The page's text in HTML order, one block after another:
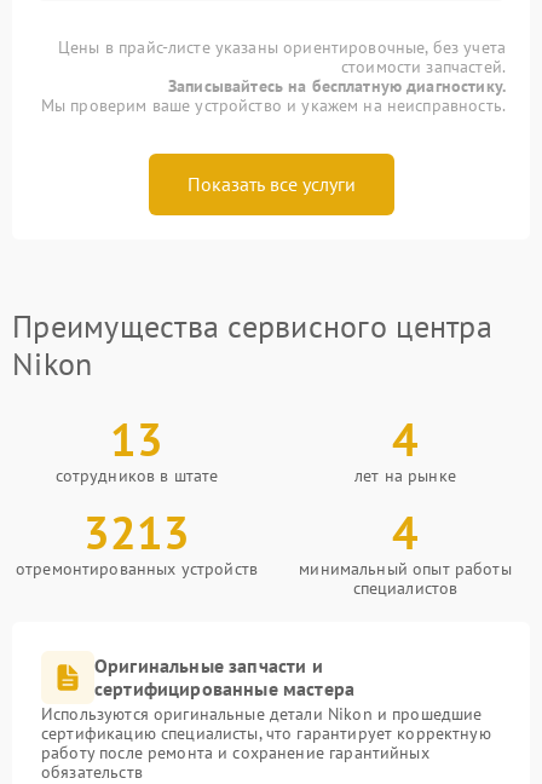
Цены в прайс-листе указаны ориентировочные, без учета
стоимости запчастей.
Записывайтесь на бесплатную диагностику.
Мы проверим ваше устройство и укажем на неисправность.
Показать все услуги
Преимущества сервисного центра
Nikon
13
сотрудников в штате
4
лет на рынке
3213
отремонтированных устройств
4
минимальный опыт работы
специалистов
Оригинальные запчасти и
сертифицированные мастера
Используются оригинальные детали Nikon и прошедшие
сертификацию специалисты, что гарантирует корректную
работу после ремонта и сохранение гарантийных
обязательств